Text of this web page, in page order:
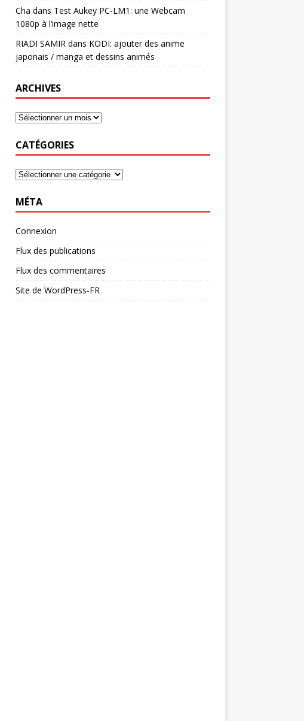
Cha dans Test Aukey PC-LM1: une Webcam
1080p à l’image nette
RIADI SAMIRdans KODI: ajouter des anime
japonais / manga et dessins animés
ARCHIVES
CATÉGORIES
MÉTA
Connexion
Flux des publications
Flux des commentaires
Site de WordPress-FR